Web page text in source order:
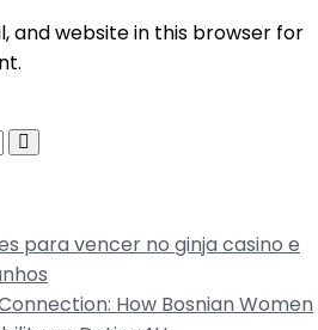
and website in this browser for
para vencer no ginja casino e
How Bosnian Women